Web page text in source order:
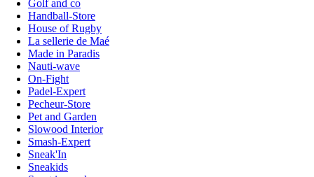
Golf and co
Handball-Store
House of Rugby
La sellerie de Maé
Made in Paradis
Nauti-wave
On-Fight
Padel-Expert
Pecheur-Store
Pet and Garden
Slowood Interior
Smash-Expert
Sneak'In
Sneakids